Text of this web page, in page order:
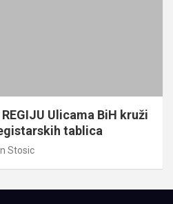
REGIJU Ulicama BiH kruži
tablica
Stosic